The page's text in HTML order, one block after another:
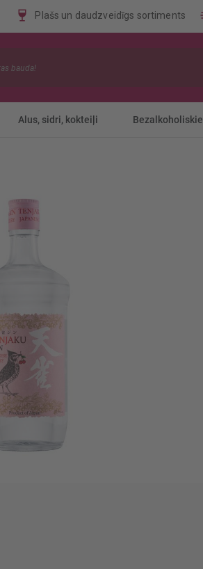
Plašs un daudzveidīgs sortiments
Alus, sidri, kokteiļi Bezalkoholiskie